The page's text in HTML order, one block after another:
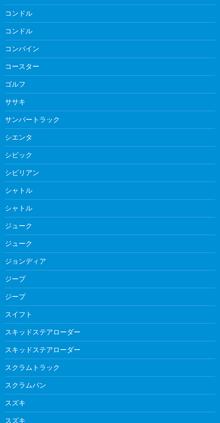
コンドル
コンドル
コンバイン
コースター
ゴルフ
ササキ
サンバートラック
シエンタ
シビック
シビリアン
シャトル
シャトル
ジューク
ジューク
ジョンディア
ジープ
ジープ
スイフト
スキッドステアローダー
スキッドステアローダー
スクラムトラック
スクラムバン
スズキ
スズキ